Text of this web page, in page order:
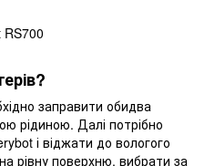
заправити обидва
рідиною. Далі потрібно
і віджати до вологого
рівну поверхню, вибрати за